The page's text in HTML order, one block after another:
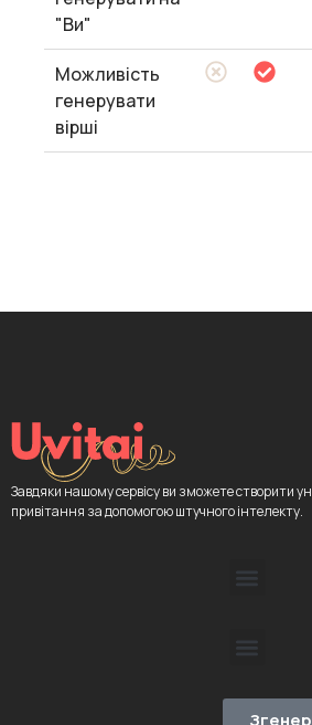
"Ви"
Можливість
генерувати
вірші
Завдяки нашому сервісу ви зможете створити
привітання за допомогою штучного інтелекту.